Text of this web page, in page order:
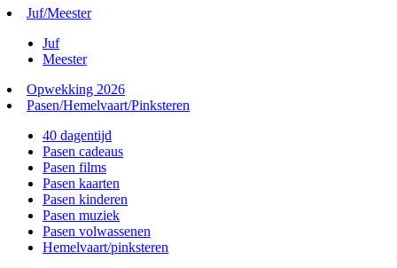
Juf/Meester
Juf
Meester
Opwekking 2026
Pasen/Hemelvaart/Pinksteren
40 dagentijd
Pasen cadeaus
Pasen films
Pasen kaarten
Pasen kinderen
Pasen muziek
Pasen volwassenen
Hemelvaart/pinksteren